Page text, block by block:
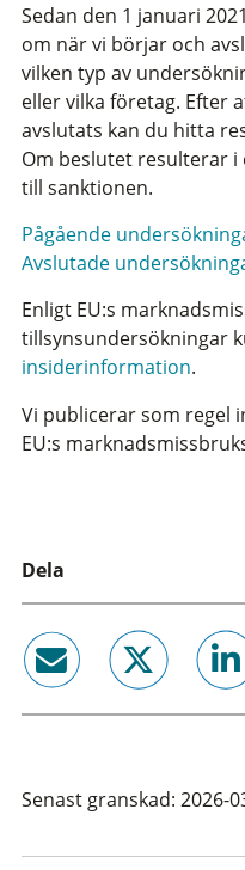
Sedan den 1 januari
om när vi börjar och
vilken typ av
eller vilka företag. Efter
avslutats kan du hitta
Om beslutet resulterar i
till sanktionen.
Pågående
Avslutade
Enligt EU:s
tillsynsundersökningar
insiderinformation.
Vi publicerar som regel
EU:s
Dela
Senast granskad: 2026-